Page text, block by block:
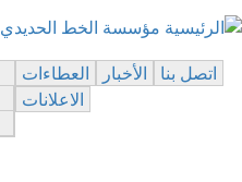
مؤسسة الخط الحديدي
العطاءات الأخبار
اتصل بنا
الاعلانات